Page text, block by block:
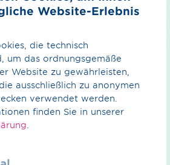
Sprecher der Geschäftsführung
GmbH
des Deutschen
Head of Decarbonization bei
Europe AG
Geschäftsführer
der Westnetz GmbH
Website-Erlebnis
die technisch
um das ordnungsgemäße
Website zu gewährleisten,
ausschließlich zu anonymen
verwendet werden.
finden Sie in unserer